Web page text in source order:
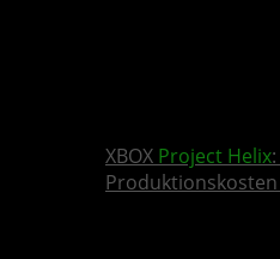
XBOX Project Helix